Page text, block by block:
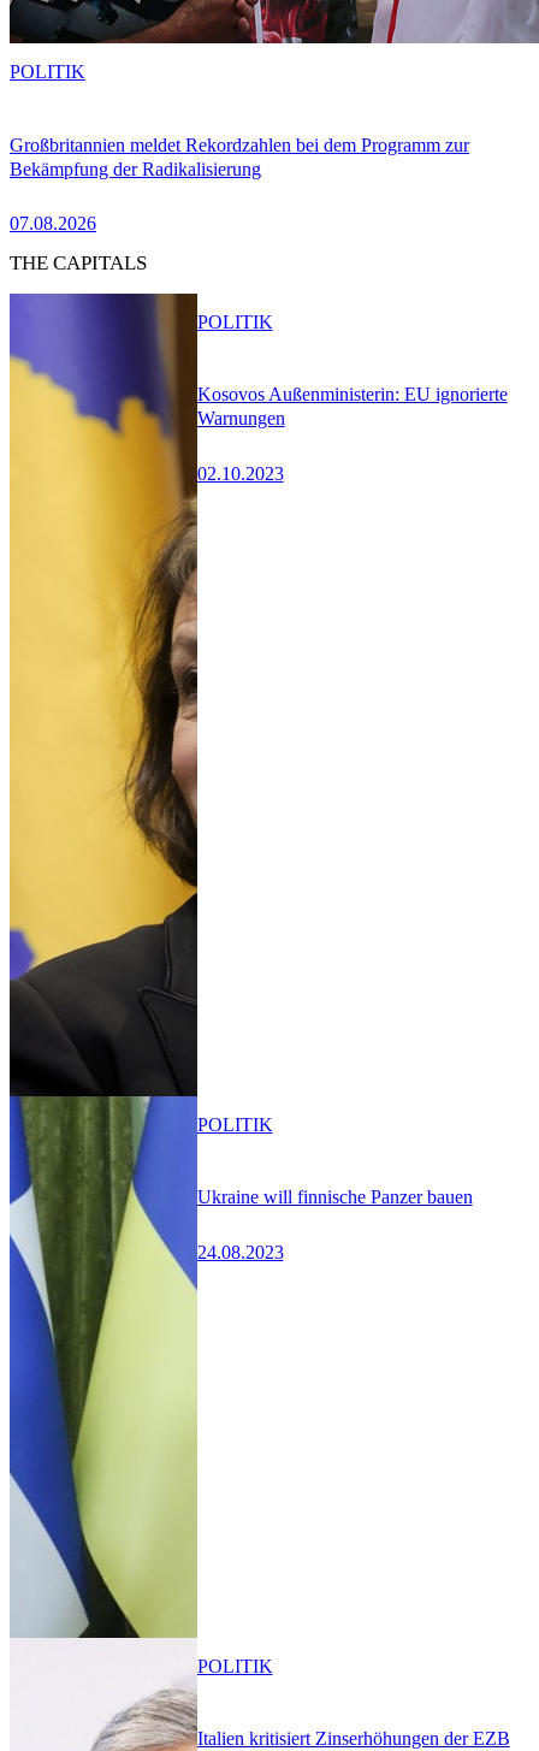
Großbritannien meldet Rekordzahlen bei dem Programm zur
Bekämpfung der Radikalisierung
07.08.2026
POLITIK
THE CAPITALS
Kosovos Außenministerin: EU ignorierte
Warnungen
02.10.2023
POLITIK
Ukraine will finnische Panzer bauen
24.08.2023
POLITIK
Italien kritisiert Zinserhöhungen der EZB
POLITIK